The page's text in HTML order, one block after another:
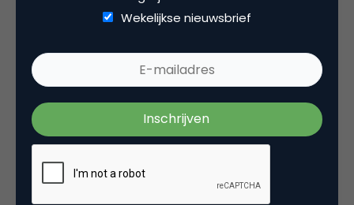
Vita Kovalenko
Marketingfacts Zomercheck –
Durk Bosma
Wekelijkse nieuwsbrief